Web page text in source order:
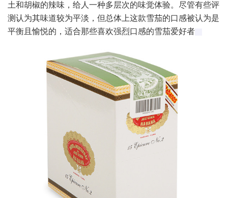
土和胡椒的辣味，给人一种多层次的味觉体验‌。尽管有些评
测认为其味道较为平淡，但总体上这款雪茄的口感被认为是
平衡且愉悦的，适合那些喜欢强烈口感的雪茄爱好者‌